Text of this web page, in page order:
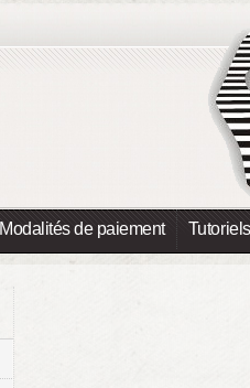
Modalités de paiement Tutoriels